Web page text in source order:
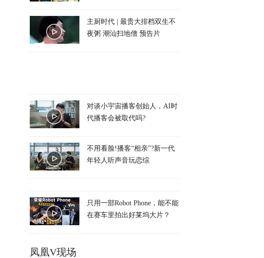
主厨时代 | 最贵大排档双生不
夜粥 潮汕扫地僧 预告片
对谈小宇宙播客创始人，AI时
代播客会被取代吗?
不用看脸!播客“相亲”?新一代
年轻人听声音玩恋综
只用一部Robot Phone，能不能
在赛车里拍出好莱坞大片？
凤凰V现场